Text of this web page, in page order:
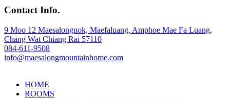
Contact Info.
9 Moo 12 Maesalongnok, Maefaluang, Amphoe Mae Fa Luang,
Chang Wat Chiang Rai 57110
084-611-9508
info@maesalongmountainhome.com
HOME
ROOMS